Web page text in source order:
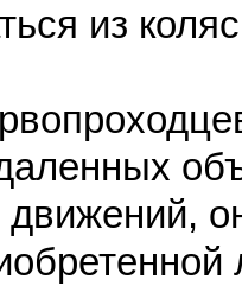
из
движений,